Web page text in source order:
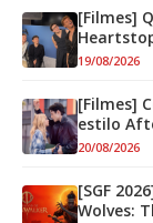
[Filmes]
19/08/2026
[Filmes]
estilo
20/08/2026
[SGF
Wolves: